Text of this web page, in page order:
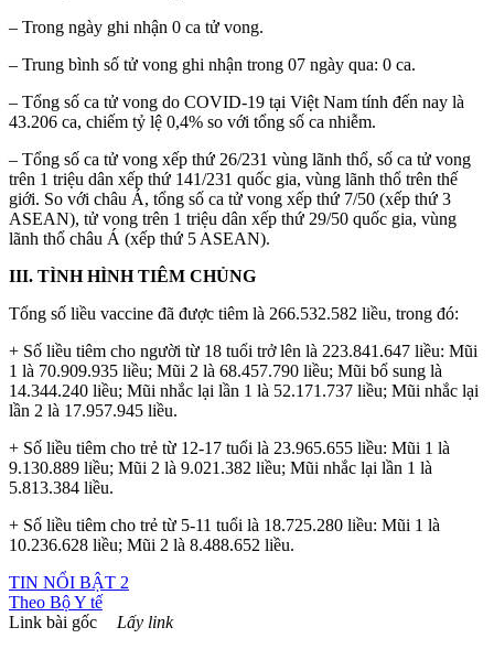
– Trong ngày ghi nhận 0 ca tử vong.
– Trung bình số tử vong ghi nhận trong 07 ngày qua: 0 ca.
– Tổng số ca tử vong do COVID-19 tại Việt Nam tính đến nay là
43.206 ca, chiếm tỷ lệ 0,4% so với tổng số ca nhiễm.
– Tổng số ca tử vong xếp thứ 26/231 vùng lãnh thổ, số ca tử vong
trên 1 triệu dân xếp thứ 141/231 quốc gia, vùng lãnh thổ trên thế
giới. So với châu Á, tổng số ca tử vong xếp thứ 7/50 (xếp thứ 3
ASEAN), tử vong trên 1 triệu dân xếp thứ 29/50 quốc gia, vùng
lãnh thổ châu Á (xếp thứ 5 ASEAN).
III. TÌNH HÌNH TIÊM CHỦNG
Tổng số liều vaccine đã được tiêm là 266.532.582 liều, trong đó:
+ Số liều tiêm cho người từ 18 tuổi trở lên là 223.841.647 liều: Mũi
1 là 70.909.935 liều; Mũi 2 là 68.457.790 liều; Mũi bổ sung là
14.344.240 liều; Mũi nhắc lại lần 1 là 52.171.737 liều; Mũi nhắc lại
lần 2 là 17.957.945 liều.
+ Số liều tiêm cho trẻ từ 12-17 tuổi là 23.965.655 liều: Mũi 1 là
9.130.889 liều; Mũi 2 là 9.021.382 liều; Mũi nhắc lại lần 1 là
5.813.384 liều.
+ Số liều tiêm cho trẻ từ 5-11 tuổi là 18.725.280 liều: Mũi 1 là
10.236.628 liều; Mũi 2 là 8.488.652 liều.
TIN NỔI BẬT 2
Theo Bộ Y tế
Link bài gốc
Lấy link